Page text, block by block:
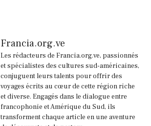
Francia.org.ve
Les rédacteurs de Francia.org.ve, passionnés
et spécialistes des cultures sud-américaines,
conjuguent leurs talents pour offrir des
voyages écrits au cœur de cette région riche
et diverse. Engagés dans le dialogue entre
francophonie et Amérique du Sud, ils
transforment chaque article en une aventure